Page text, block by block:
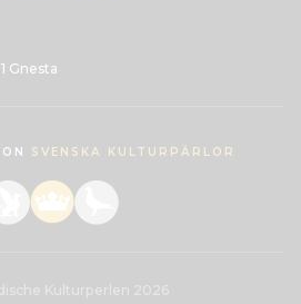
Gnesta
SVENSKA KULTURPÄRLOR